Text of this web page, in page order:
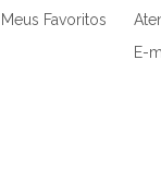
Meus Favoritos
E-